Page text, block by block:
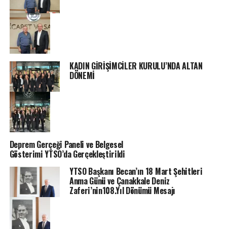
KADIN GİRİŞİMCİLER KURULU’NDA ALTAN
DÖNEMİ
Deprem Gerçeği Paneli ve Belgesel
Gösterimi YTSO’da Gerçekleştirildi
YTSO Başkanı Becan’ın 18 Mart Şehitleri
Anma Günü ve Çanakkale Deniz
Zaferi’nin108.Yıl Dönümü Mesajı